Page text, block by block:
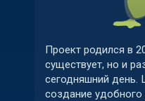
Проект родился в
существует, но и
сегодняшний день.
создание удобного